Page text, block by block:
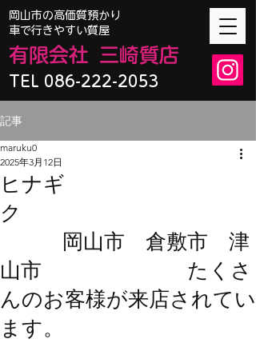
TEL 086-222-2053
​岡山市の高価質預かり
車で行きやすい質屋
有限会社 三崎質店
記事
ヒナギ
ク
岡山市 倉敷市 津
山市 たくさ
んのお客様が来店されてい
ます。
maruku0
2025年3月12日